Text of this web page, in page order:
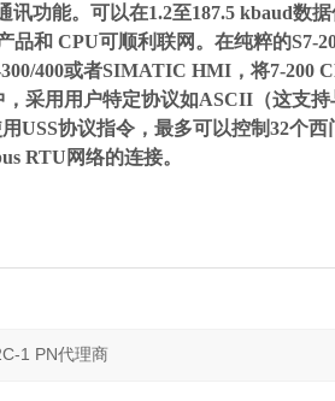
功能。可以在1.2至187.5 kbaud数
和 CPU可顺利联网。在纯粹的S7-
400或者SIMATIC HMI，将7-200
采用用户特定协议如ASCII（这支
USS协议指令，最多可以控制32个西
RTU网络的连接。